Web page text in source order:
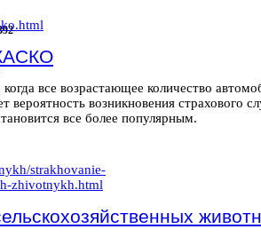
все возрастающее количество
вероятность возникновения страхового
все более популярным.